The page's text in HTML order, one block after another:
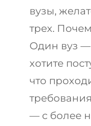
вузы,
трех.
Один вуз —
хотите
что
— с более